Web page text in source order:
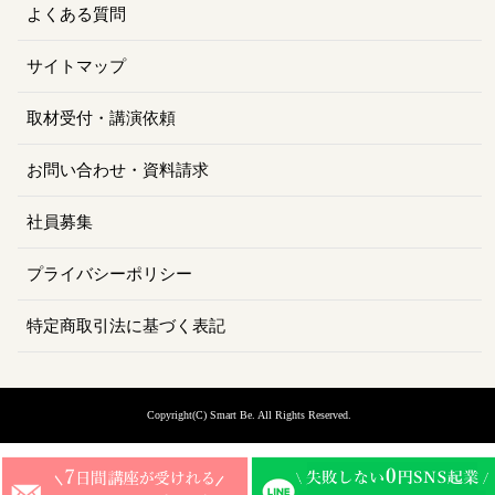
よくある質問
サイトマップ
取材受付・講演依頼
お問い合わせ・資料請求
社員募集
プライバシーポリシー
特定商取引法に基づく表記
Copyright(C) Smart Be . All Rights Reserved.